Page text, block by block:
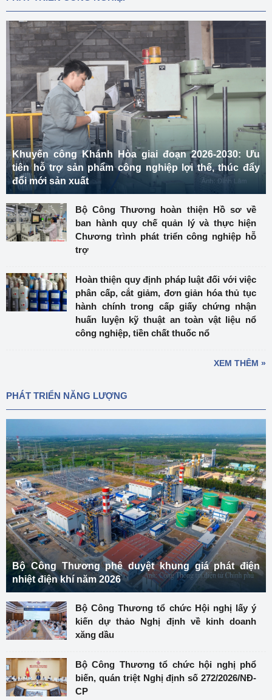
Khuyến công Khánh Hòa giai đoạn 2026-2030: Ưu
tiên hỗ trợ sản phẩm công nghiệp lợi thế, thúc đẩy
đổi mới sản xuất
Bộ Công Thương hoàn thiện Hồ sơ về
ban hành quy chế quản lý và thực hiện
Chương trình phát triển công nghiệp hỗ
trợ
Hoàn thiện quy định pháp luật đối với việc
phân cấp, cắt giảm, đơn giản hóa thủ tục
hành chính trong cấp giấy chứng nhận
huấn luyện kỹ thuật an toàn vật liệu nổ
công nghiệp, tiền chất thuốc nổ
XEM THÊM »
PHÁT TRIỂN NĂNG LƯỢNG
Bộ Công Thương phê duyệt khung giá phát điện
nhiệt điện khí năm 2026
Bộ Công Thương tổ chức Hội nghị lấy ý
kiến dự thảo Nghị định về kinh doanh
xăng dầu
Bộ Công Thương tổ chức hội nghị phổ
biến, quán triệt Nghị định số 272/2026/NĐ-
CP